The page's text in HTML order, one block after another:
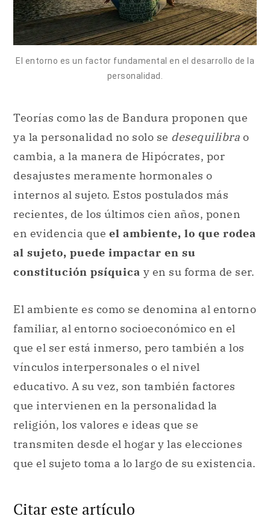
El entorno es un factor fundamental en el desarrollo de la
personalidad.
Teorías como las de Bandura proponen que
ya la personalidad no solo se desequilibra o
cambia, a la manera de Hipócrates, por
desajustes meramente hormonales o
internos al sujeto. Estos postulados más
recientes, de los últimos cien años, ponen
en evidencia que el ambiente, lo que rodea
al sujeto, puede impactar en su
constitución psíquica y en su forma de ser.
El ambiente es como se denomina al entorno
familiar, al entorno socioeconómico en el
que el ser está inmerso, pero también a los
vínculos interpersonales o el nivel
educativo. A su vez, son también factores
que intervienen en la personalidad la
religión, los valores e ideas que se
transmiten desde el hogar y las elecciones
que el sujeto toma a lo largo de su existencia.
Citar este artículo